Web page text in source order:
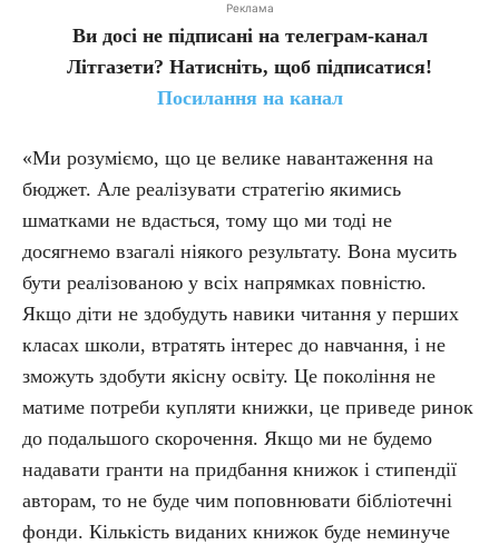
Реклама
Ви досі не підписані на телеграм-канал
Літгазети? Натисніть, щоб підписатися!
Посилання на канал
«Ми розуміємо, що це велике навантаження на
бюджет. Але реалізувати стратегію якимись
шматками не вдасться, тому що ми тоді не
досягнемо взагалі ніякого результату. Вона мусить
бути реалізованою у всіх напрямках повністю.
Якщо діти не здобудуть навики читання у перших
класах школи, втратять інтерес до навчання, і не
зможуть здобути якісну освіту. Це покоління не
матиме потреби купляти книжки, це приведе ринок
до подальшого скорочення. Якщо ми не будемо
надавати гранти на придбання книжок і стипендії
авторам, то не буде чим поповнювати бібліотечні
фонди. Кількість виданих книжок буде неминуче